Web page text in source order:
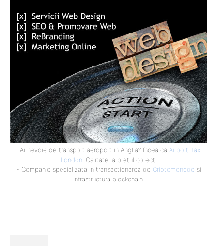
- Ai nevoie de transport aeroport in Anglia? Încearcă Airport Taxi
London. Calitate la prețul corect.
- Companie specializata in tranzactionarea de Criptomonede si
infrastructura blockchain.